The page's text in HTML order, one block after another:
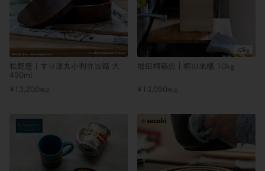
松野屋｜すり漆丸小判弁当箱 大
490ml
¥ 13,200 税込
増田桐箱店｜桐の米櫃 10kg
¥ 13,090 税込